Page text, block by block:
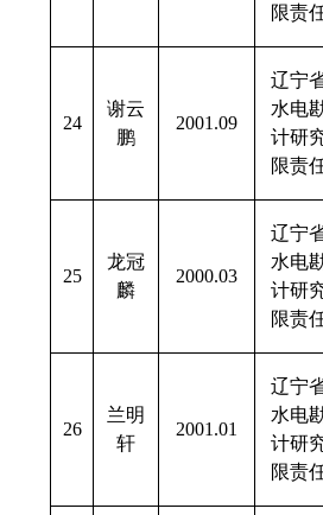
限责
24
谢云
鹏
2001.09
辽宁
水电
计研
限责
25
龙冠
麟
2000.03
辽宁
水电
计研
限责
26
兰明
轩
2001.01
辽宁
水电
计研
限责